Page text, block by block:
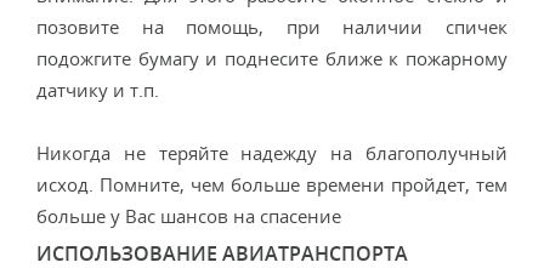
позовите на помощь, при наличии спичек
подожгите бумагу и поднесите ближе к пожарному
датчику и т.п.
Никогда не теряйте надежду на благополучный
исход. Помните, чем больше времени пройдет, тем
больше у Вас шансов на спасение
ИСПОЛЬЗОВАНИЕ АВИАТРАНСПОРТА